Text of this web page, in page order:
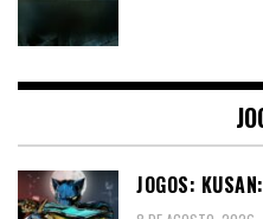
JOGOS: